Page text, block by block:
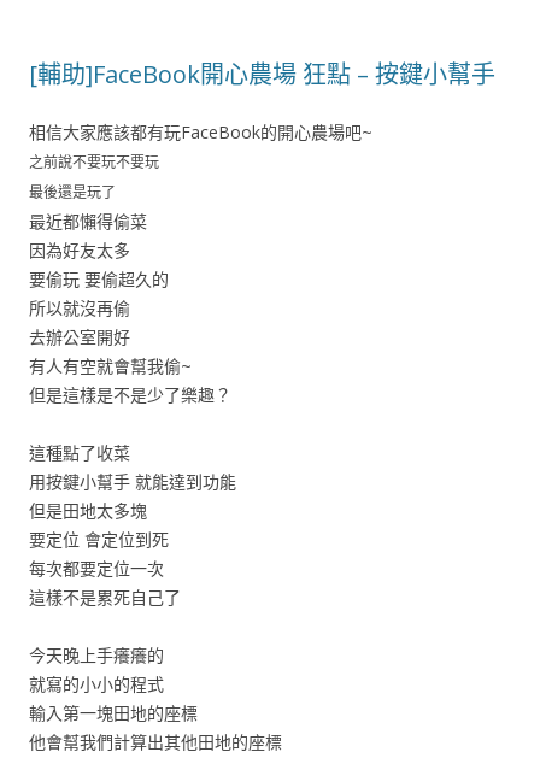
[輔助]FaceBook開心農場 狂點 – 按鍵小幫手
相信大家應該都有玩FaceBook的開心農場吧~
之前說不要玩不要玩
最後還是玩了
最近都懶得偷菜
因為好友太多
要偷玩 要偷超久的
所以就沒再偷
去辦公室開好
有人有空就會幫我偷~
但是這樣是不是少了樂趣？
這種點了收菜
用按鍵小幫手 就能達到功能
但是田地太多塊
要定位 會定位到死
每次都要定位一次
這樣不是累死自己了
今天晚上手癢癢的
就寫的小小的程式
輸入第一塊田地的座標
他會幫我們計算出其他田地的座標